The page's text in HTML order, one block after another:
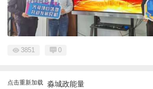
3851 0
点击重新加载 淼城政能量